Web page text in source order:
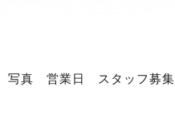
写真 営業日 スタッフ募集